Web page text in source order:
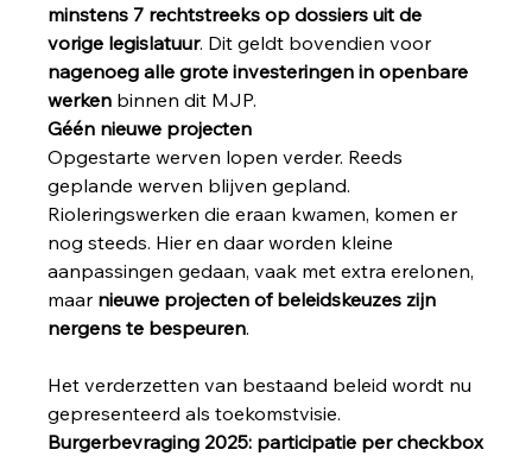
minstens 7 rechtstreeks op dossiers uit de
vorige legislatuur. Dit geldt bovendien voor
nagenoeg alle grote investeringen in openbare
werken binnen dit MJP.
Géén nieuwe projecten
Opgestarte werven lopen verder. Reeds
geplande werven blijven gepland.
Rioleringswerken die eraan kwamen, komen er
nog steeds. Hier en daar worden kleine
aanpassingen gedaan, vaak met extra erelonen,
maar nieuwe projecten of beleidskeuzes zijn
nergens te bespeuren.
Het verderzetten van bestaand beleid wordt nu
gepresenteerd als toekomstvisie.
Burgerbevraging 2025: participatie per checkbox